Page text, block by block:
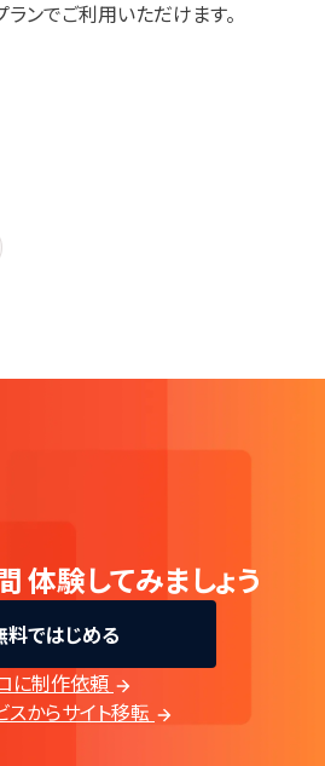
ンでご利用いただけます。
体験してみましょう
料ではじめる
に制作依頼
からサイト移転